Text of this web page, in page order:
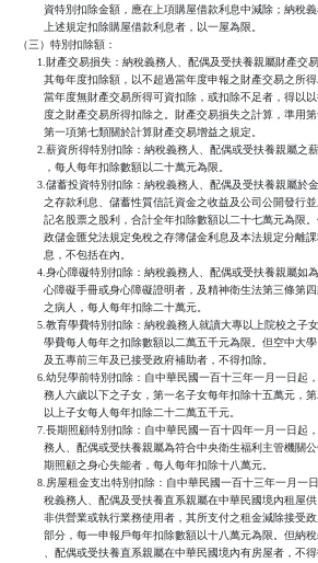
資特別扣除金額，應在上項購屋借款利息中減除；納稅
        上述規定扣除購屋借款利息者，以一屋為限。
（三）特別扣除額：
1.財產交易損失：納稅義務人、配偶及受扶養親屬財產交
其每年度扣除額，以不超過當年度申報之財產交易之所得
當年度無財產交易所得可資扣除，或扣除不足者，得以
度之財產交易所得扣除之。財產交易損失之計算，準用
        第一項第七類關於計算財產交易增益之規定。
2.薪資所得特別扣除：納稅義務人、配偶或受扶養親屬之
        ，每人每年扣除數額以二十萬元為限。
3.儲蓄投資特別扣除：納稅義務人、配偶及受扶養親屬於
之存款利息、儲蓄性質信託資金之收益及公司公開發行
記名股票之股利，合計全年扣除數額以二十七萬元為限
政儲金匯兌法規定免稅之存簿儲金利息及本法規定分離
        息，不包括在內。
4.身心障礙特別扣除：納稅義務人、配偶或受扶養親屬如
心障礙手冊或身心障礙證明者，及精神衛生法第三條第
        之病人，每人每年扣除二十萬元。
5.教育學費特別扣除：納稅義務人就讀大專以上院校之子
學費每人每年之扣除數額以二萬五千元為限。但空中大
        及五專前三年及已接受政府補助者，不得扣除。
6.幼兒學前特別扣除：自中華民國一百十三年一月一日起
務人六歲以下之子女，第一名子女每年扣除十五萬元，
        以上子女每人每年扣除二十二萬五千元。
7.長期照顧特別扣除：自中華民國一百十四年一月一日起
務人、配偶或受扶養親屬為符合中央衛生福利主管機關
        期照顧之身心失能者，每人每年扣除十八萬元。
8.房屋租金支出特別扣除：自中華民國一百十三年一月一
稅義務人、配偶及受扶養直系親屬在中華民國境內租屋供
非供營業或執行業務使用者，其所支付之租金減除接受
部分，每一申報戶每年扣除數額以十八萬元為限。但納
、配偶或受扶養直系親屬在中華民國境內有房屋者，不得